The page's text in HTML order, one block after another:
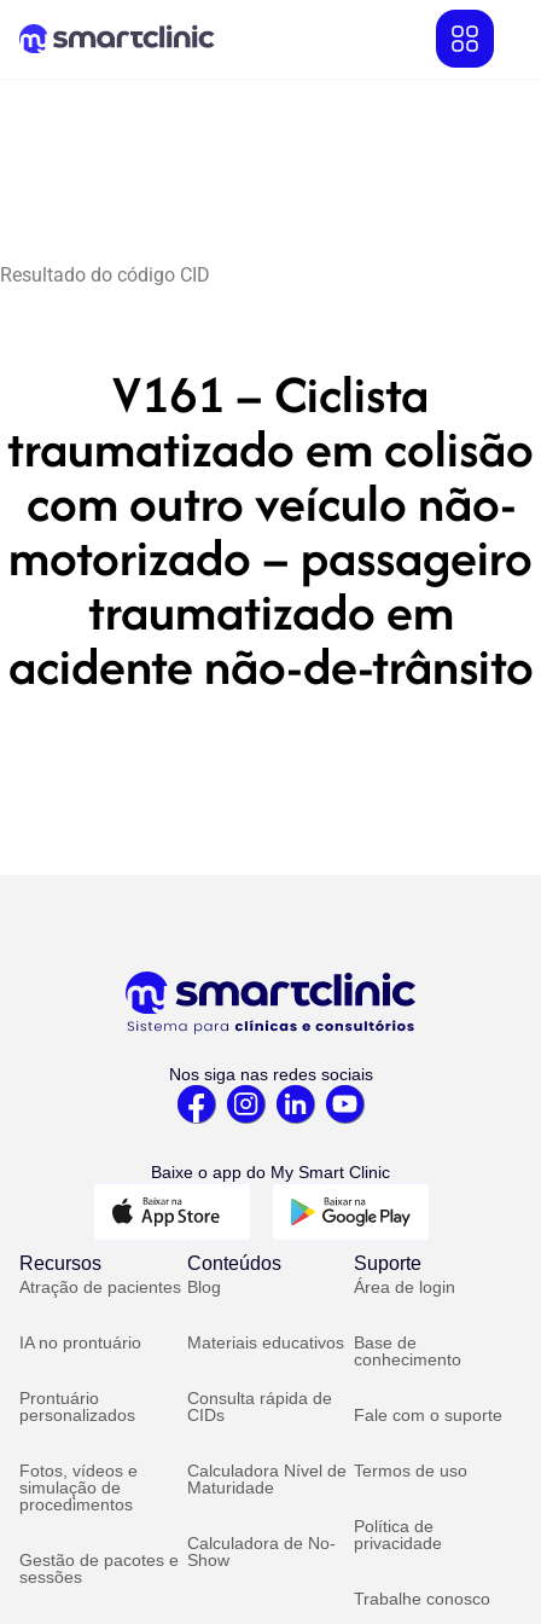
Resultado do código CID
V161 – Ciclista
traumatizado em colisão
com outro veículo não-
motorizado – passageiro
traumatizado em
acidente não-de-trânsito
Nos siga nas redes sociais
Baixe o app do My Smart Clinic
Recursos
Atração de pacientes
IA no prontuário
Prontuário
personalizados
Fotos, vídeos e
simulação de
procedimentos
Gestão de pacotes e
sessões
Conteúdos
Blog
Materiais educativos
Consulta rápida de
CIDs
Calculadora Nível de
Maturidade
Calculadora de No-
Show
Suporte
Área de login
Base de
conhecimento
Fale com o suporte
Termos de uso
Política de
privacidade
Trabalhe conosco